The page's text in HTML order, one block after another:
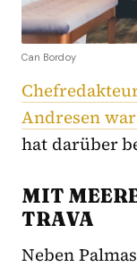
Can Bordoy
Andresen
hat darüber
MIT
TRAVA
Neben